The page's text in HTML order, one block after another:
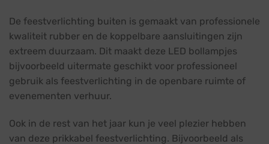
De feestverlichting buiten is gemaakt van professionele
kwaliteit rubber en de koppelbare aansluitingen zijn
extreem duurzaam. Dit maakt deze LED bollampjes
bijvoorbeeld uitermate geschikt voor professioneel
gebruik als feestverlichting in de openbare ruimte of
evenementen verhuur.
Ook in de rest van het jaar kun je veel plezier hebben
van deze prikkabel feestverlichting. Bijvoorbeeld als